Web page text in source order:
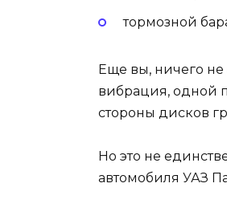
тормозной
Еще вы, ничего не
вибрация, одной
стороны дисков
Но это не
автомобиля УАЗ